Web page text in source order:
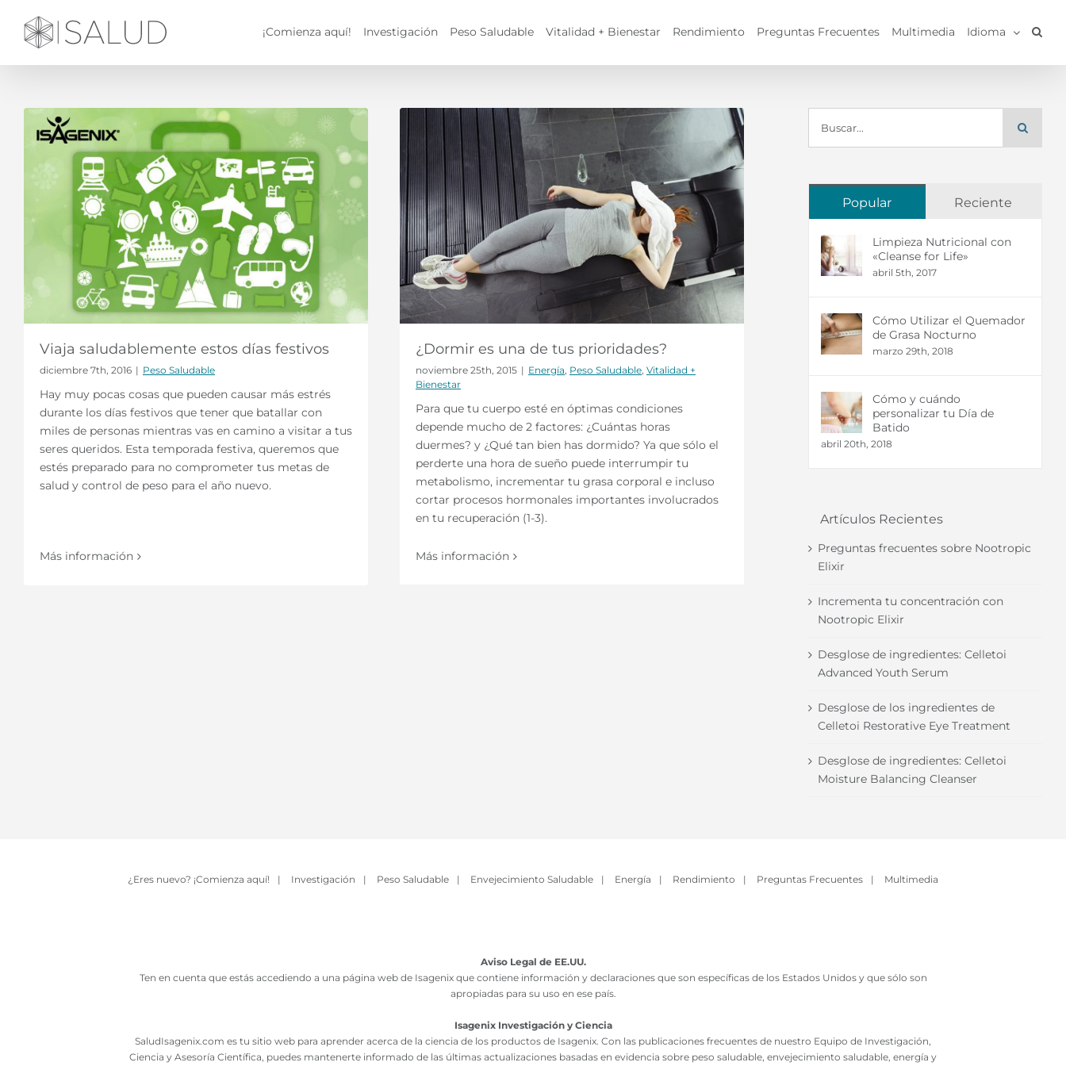
contenido
¡Comienza aquí! Investigación Peso Saludable Vitalidad + Bienestar Rendimiento Preguntas Frecuentes Multimedia Idioma
Viaja saludablemente estos días festivos
diciembre 7th, 2016 | Peso Saludable
Hay muy pocas cosas que pueden causar más estrés
durante los días festivos que tener que batallar con
miles de personas mientras vas en camino a visitar a tus
seres queridos. Esta temporada festiva, queremos que
estés preparado para no comprometer tus metas de
salud y control de peso para el año nuevo.
Más información
¿Dormir es una de tus prioridades?
noviembre 25th, 2015 | Energía Peso Saludable Vitalidad +
Bienestar
Para que tu cuerpo esté en óptimas condiciones
depende mucho de 2 factores: ¿Cuántas horas
duermes? y ¿Qué tan bien has dormido? Ya que sólo el
perderte una hora de sueño puede interrumpir tu
metabolismo, incrementar tu grasa corporal e incluso
cortar procesos hormonales importantes involucrados
en tu recuperación (1-3).
Más información
Popular Reciente
Limpieza Nutricional con
«Cleanse for Life»
abril 5th, 2017
Cómo Utilizar el Quemador
de Grasa Nocturno
marzo 29th, 2018
Cómo y cuándo
personalizar tu Día de
Batido
abril 20th, 2018
Artículos Recientes
Preguntas frecuentes sobre Nootropic
Elixir
Incrementa tu concentración con
Nootropic Elixir
Desglose de ingredientes: Celletoi
Advanced Youth Serum
Desglose de los ingredientes de
Celletoi Restorative Eye Treatment
Desglose de ingredientes: Celletoi
Moisture Balancing Cleanser
¿Eres nuevo? ¡Comienza aquí! | Investigación | Peso Saludable | Envejecimiento Saludable | Energía | Rendimiento | Preguntas Frecuentes | Multimedia
Aviso Legal de EE.UU.
Ten en cuenta que estás accediendo a una página web de Isagenix que contiene información y declaraciones que son específicas de los Estados Unidos y que sólo son
apropiadas para su uso en ese país.
Isagenix Investigación y Ciencia
SaludIsagenix.com es tu sitio web para aprender acerca de la ciencia de los productos de Isagenix. Con las publicaciones frecuentes de nuestro Equipo de Investigación,
Ciencia y Asesoría Científica, puedes mantenerte informado de las últimas actualizaciones basadas en evidencia sobre peso saludable, envejecimiento saludable, energía y